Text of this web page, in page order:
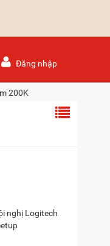
Đăng nhập
200K